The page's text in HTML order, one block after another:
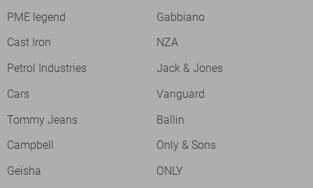
PME legend
Gabbiano
Cast Iron
NZA
Petrol Industries
Jack & Jones
Cars
Vanguard
Tommy Jeans
Ballin
Campbell
Only & Sons
Geisha
ONLY